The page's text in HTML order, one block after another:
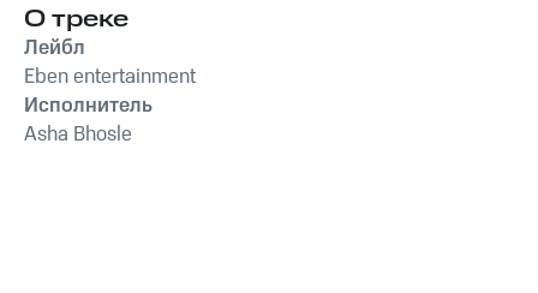
О треке
Лейбл
Eben entertainment
Исполнитель
Asha Bhosle